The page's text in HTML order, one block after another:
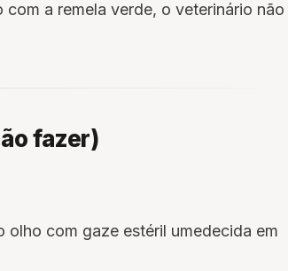
com a remela verde, o veterinário não
fazer)
olho com gaze estéril umedecida em